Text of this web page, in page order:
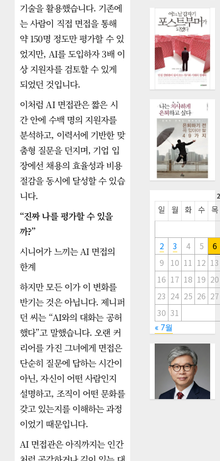
기술을 활용했습니다. 기존에
는 사람이 직접 면접을 통해
약 150명 정도만 평가할 수 있
었지만, AI를 도입하자 3배 이
상 지원자를 검토할 수 있게
되었던 것입니다.
이처럼 AI 면접관은 짧은 시
간 안에 수백 명의 지원자를
분석하고, 이력서에 기반한 맞
춤형 질문을 던지며, 기업 입
장에선 채용의 효율성과 비용
절감을 동시에 달성할 수 있습
니다.
“진짜 나를 평가할 수 있을
까?”
시니어가 느끼는 AI 면접의
한계
하지만 모든 이가 이 변화를
반기는 것은 아닙니다. 제니퍼
던 씨는 “AI와의 대화는 공허
했다”고 말했습니다. 오랜 커
리어를 가진 그녀에게 면접은
단순히 질문에 답하는 시간이
아닌, 자신이 어떤 사람인지
설명하고, 조직이 어떤 문화를
갖고 있는지를 이해하는 과정
이었기 때문입니다.
AI 면접관은 아직까지는 인간
일 월 화 수 목
2 3 4 5
6
9
10 11 12 13
16 17 18 19 20
23 24 25 26 27
30 31
« 7월